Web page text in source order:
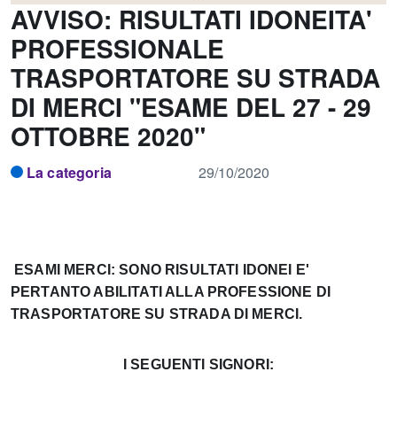
AVVISO: RISULTATI IDONEITA'
PROFESSIONALE
TRASPORTATORE SU STRADA
DI MERCI "ESAME DEL 27 - 29
OTTOBRE 2020"
La categoria 29/10/2020
ESAMI MERCI: SONO RISULTATI IDONEI E'
PERTANTO ABILITATI ALLA PROFESSIONE DI
TRASPORTATORE SU STRADA DI MERCI.
I SEGUENTI SIGNORI: